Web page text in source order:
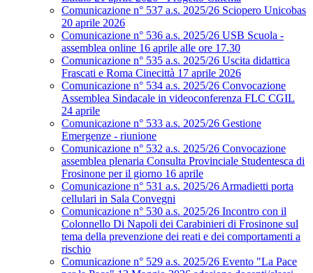
Comunicazione n° 537 a.s. 2025/26 Sciopero Unicobas
20 aprile 2026
Comunicazione n° 536 a.s. 2025/26 USB Scuola -
assemblea online 16 aprile alle ore 17.30
Comunicazione n° 535 a.s. 2025/26 Uscita didattica
Frascati e Roma Cinecittà 17 aprile 2026
Comunicazione n° 534 a.s. 2025/26 Convocazione
Assemblea Sindacale in videoconferenza FLC CGIL
24 aprile
Comunicazione n° 533 a.s. 2025/26 Gestione
Emergenze - riunione
Comunicazione n° 532 a.s. 2025/26 Convocazione
assemblea plenaria Consulta Provinciale Studentesca di
Frosinone per il giorno 16 aprile
Comunicazione n° 531 a.s. 2025/26 Armadietti porta
cellulari in Sala Convegni
Comunicazione n° 530 a.s. 2025/26 Incontro con il
Colonnello Di Napoli dei Carabinieri di Frosinone sul
tema della prevenzione dei reati e dei comportamenti a
rischio
Comunicazione n° 529 a.s. 2025/26 Evento "La Pace